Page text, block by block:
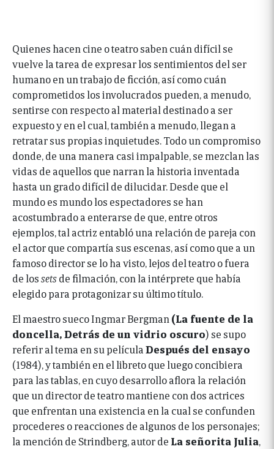
Quienes hacen cine o teatro saben cuán difícil se
vuelve la tarea de expresar los sentimientos del ser
humano en un trabajo de ficción, así como cuán
comprometidos los involucrados pueden, a menudo,
sentirse con respecto al material destinado a ser
expuesto y en el cual, también a menudo, llegan a
retratar sus propias inquietudes. Todo un compromiso
donde, de una manera casi impalpable, se mezclan las
vidas de aquellos que narran la historia inventada
hasta un grado difícil de dilucidar. Desde que el
mundo es mundo los espectadores se han
acostumbrado a enterarse de que, entre otros
ejemplos, tal actriz entabló una relación de pareja con
el actor que compartía sus escenas, así como que a un
famoso director se lo ha visto, lejos del teatro o fuera
de lossetsde filmación, con la intérprete que había
elegido para protagonizar su último título.
El maestro sueco Ingmar Bergman (La fuente de la
doncella, Detrás de un vidrio oscuro) se supo
referir al tema en su película Después del ensayo
(1984), y también en el libreto que luego concibiera
para las tablas, en cuyo desarrollo aflora la relación
que un director de teatro mantiene con dos actrices
que enfrentan una existencia en la cual se confunden
procederes o reacciones de algunos de los personajes;
la mención de Strindberg, autor de La señorita Julia